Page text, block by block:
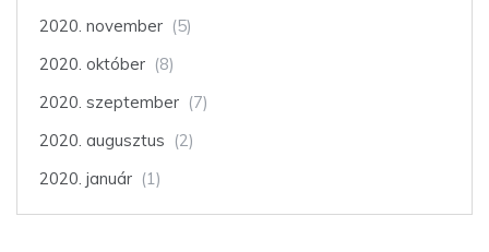
2020. november (5)
2020. október (8)
2020. szeptember (7)
2020. augusztus (2)
2020. január (1)